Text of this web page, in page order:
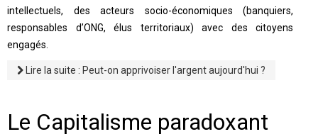
intellectuels, des acteurs socio-économiques (banquiers,
responsables d’ONG, élus territoriaux) avec des citoyens
engagés.
Lire la suite : Peut-on apprivoiser l'argent aujourd'hui ?
Le Capitalisme paradoxant